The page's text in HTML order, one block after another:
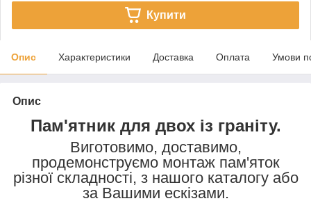
Купити
Опис Характеристики Доставка Оплата Умови
Опис
Пам'ятник для двох із граніту.
Виготовимо, доставимо,
продемонструємо монтаж пам'яток
різної складності, з нашого каталогу або
за Вашими ескізами.